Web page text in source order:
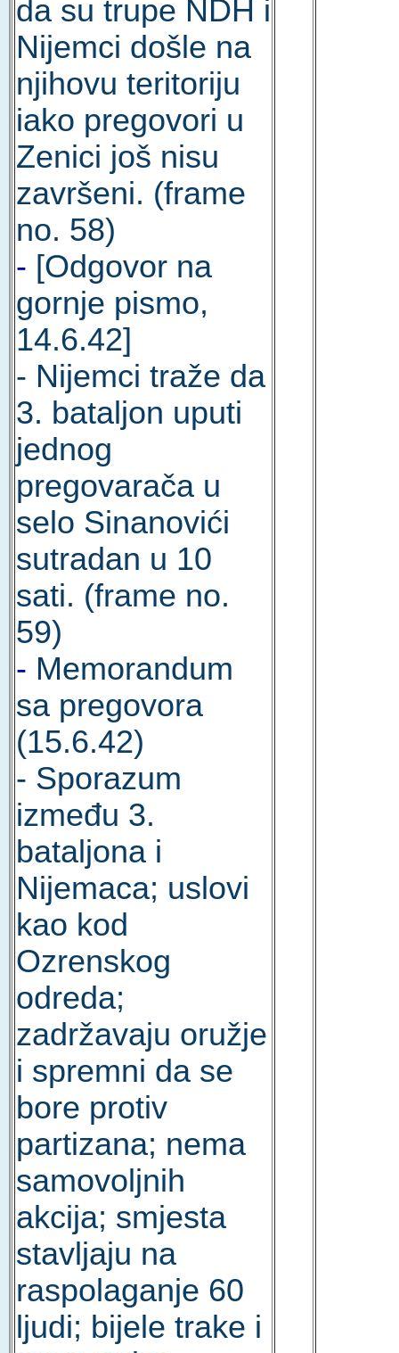
da su trupe NDH i
Nijemci došle na
njihovu teritoriju
iako pregovori u
Zenici još nisu
završeni. (frame
no. 58)
- [Odgovor na
gornje pismo,
14.6.42]
- Nijemci traže da
3. bataljon uputi
jednog
pregovarača u
selo Sinanovići
sutradan u 10
sati. (frame no.
59)
- Memorandum
sa pregovora
(15.6.42)
- Sporazum
između 3.
bataljona i
Nijemaca; uslovi
kao kod
Ozrenskog
odreda;
zadržavaju oružje
i spremni da se
bore protiv
partizana; nema
samovoljnih
akcija; smjesta
stavljaju na
raspolaganje 60
ljudi; bijele trake i